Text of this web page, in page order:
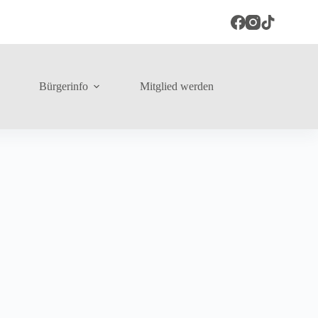
Bürgerinfo Mitglied werden